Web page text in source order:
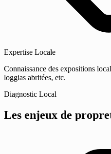
Expertise Locale
Connaissance des expositions
loggias abritées, etc.
Diagnostic Local
Les enjeux de